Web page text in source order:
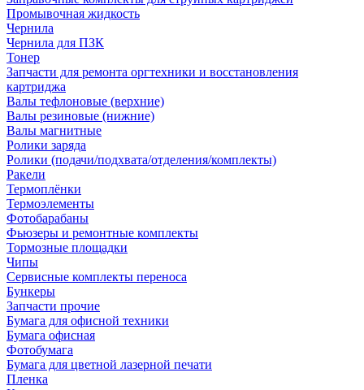
Промывочная жидкость
Чернила
Чернила для ПЗК
Тонер
Запчасти для ремонта оргтехники и восстановления
картриджа
Валы тефлоновые (верхние)
Валы резиновые (нижние)
Валы магнитные
Ролики заряда
Ролики (подачи/подхвата/отделения/комплекты)
Ракели
Термоплёнки
Термоэлементы
Фотобарабаны
Фьюзеры и ремонтные комплекты
Тормозные площадки
Чипы
Сервисные комплекты переноса
Бункеры
Запчасти прочие
Бумага для офисной техники
Бумага офисная
Фотобумага
Бумага для цветной лазерной печати
Пленка